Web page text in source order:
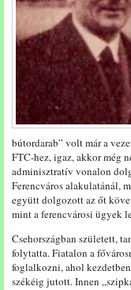
bútordarab” volt már a
FTC-hez, igaz, akkor még
adminisztratív vonalon
Ferencváros alakulatánál,
együtt dolgozott az őt
mint a ferencvárosi ügyek
Csehországban született,
folytatta. Fiatalon a
foglalkozni, ahol
székéig jutott. Innen